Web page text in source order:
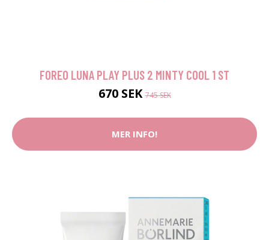
FOREO LUNA PLAY PLUS 2 MINTY COOL 1 ST
670 SEK745 SEK
MER INFO!